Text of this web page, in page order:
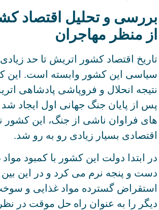
بررسی و تحلیل اقتصاد
از منظر مهاجران
تاریخ اقتصاد کشور اتریش تا حد زیادی
سیاسی این کشور وابسته است. این
نتیجه انحلال و فروپاشی پادشاهی
پس از پایان جنگ جهانی اول ایجاد
های فراوان ناشی از جنگ، این کشور
اقتصادی بسیار زیادی رو به رو شد.
در ابتدا دولت این کشور با کمبود
دست و پنجه نرم می کرد و در این
استقراض گسترده مواد غذایی و
دیگر را به عنوان راه حل موقت در